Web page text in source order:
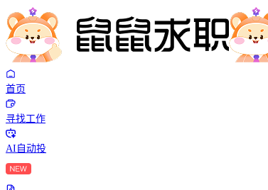
首页
寻找工作
AI自动投